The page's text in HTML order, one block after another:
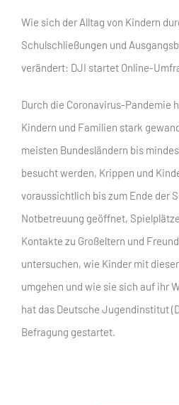
Wie sich der Alltag von Kindern
Schulschließungen und
verändert: DJI startet Online-
Durch die Coronavirus-Pandemie
Kindern und Familien stark
meisten Bundesländern bis
besucht werden, Krippen und
voraussichtlich bis zum Ende der
Notbetreuung geöffnet,
Kontakte zu Großeltern und
untersuchen, wie Kinder mit
umgehen und wie sie sich auf ihr
hat das Deutsche Jugendinstitut
Befragung gestartet.